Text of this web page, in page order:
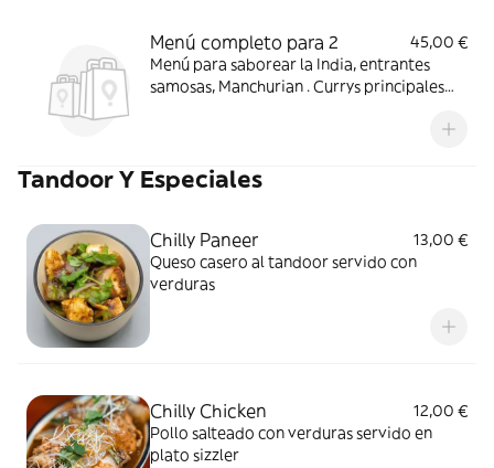
Menú completo para 2
45,00 €
Menú para saborear la India, entrantes
samosas, Manchurian . Currys principales
Bebida incluye todo menos cerveza India y
vinos.
Tandoor Y Especiales
Chilly Paneer
13,00 €
Queso casero al tandoor servido con
verduras
Chilly Chicken
12,00 €
Pollo salteado con verduras servido en
plato sizzler